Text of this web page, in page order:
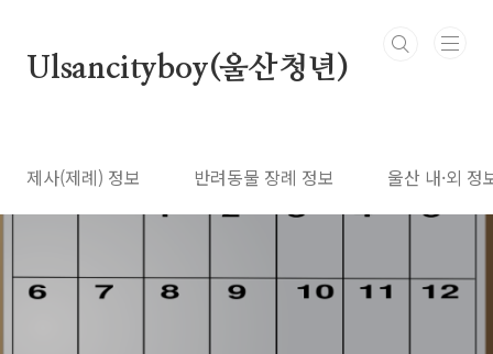
Ulsancityboy(울산청년)
제사(제례) 정보 반려동물 장례 정보 울산 내·외 정